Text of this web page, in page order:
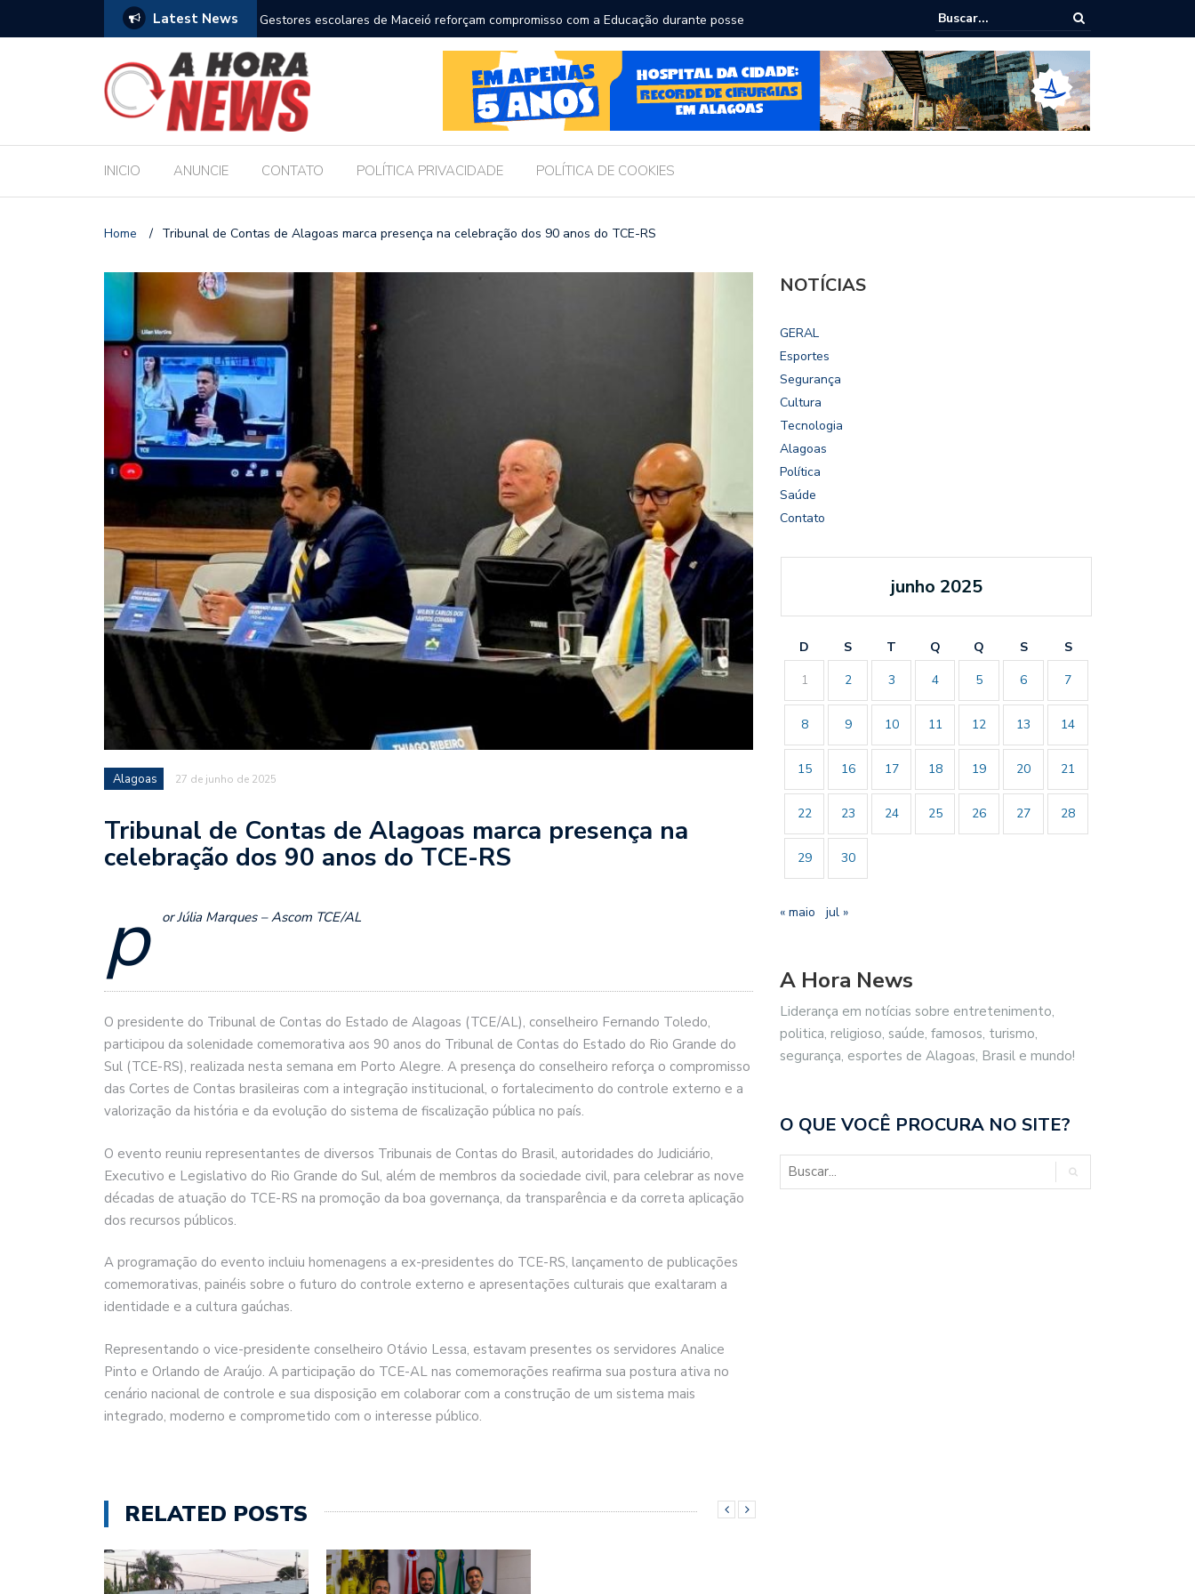
Latest News
compromisso com a Educação durante posseBolsonaro pede ao STF para receber os filhos no Dia dos Pais
Câmara dialoga com UFAL e Faculdade de Coimbra sobre parcerias para
Legislativo
INICIO ANUNCIE CONTATO POLÍTICA PRIVACIDADE POLÍTICA DE COOKIES
Home / Tribunal de Contas de Alagoas marca presença na celebração dos 90 anos do TCE-RS
Alagoas 27 de junho de 2025
Tribunal de Contas de Alagoas marca presença na
celebração dos 90 anos do TCE-RS
p or Júlia Marques – Ascom TCE/AL
O presidente do Tribunal de Contas do Estado de Alagoas (TCE/AL), conselheiro Fernando Toledo,
participou da solenidade comemorativa aos 90 anos do Tribunal de Contas do Estado do Rio Grande do
Sul (TCE-RS), realizada nesta semana em Porto Alegre. A presença do conselheiro reforça o compromisso
das Cortes de Contas brasileiras com a integração institucional, o fortalecimento do controle externo e a
valorização da história e da evolução do sistema de fiscalização pública no país.
O evento reuniu representantes de diversos Tribunais de Contas do Brasil, autoridades do Judiciário,
Executivo e Legislativo do Rio Grande do Sul, além de membros da sociedade civil, para celebrar as nove
décadas de atuação do TCE-RS na promoção da boa governança, da transparência e da correta aplicação
dos recursos públicos.
A programação do evento incluiu homenagens a ex-presidentes do TCE-RS, lançamento de publicações
comemorativas, painéis sobre o futuro do controle externo e apresentações culturais que exaltaram a
identidade e a cultura gaúchas.
Representando o vice-presidente conselheiro Otávio Lessa, estavam presentes os servidores Analice
Pinto e Orlando de Araújo. A participação do TCE-AL nas comemorações reafirma sua postura ativa no
cenário nacional de controle e sua disposição em colaborar com a construção de um sistema mais
integrado, moderno e comprometido com o interesse público.
RELATED POSTS
NOTÍCIAS
GERAL
Esportes
Segurança
Cultura
Tecnologia
Alagoas
Política
Saúde
Contato
junho 2025
D S T Q Q S
S
1
2 3 4 5 6 7
8 9 10 11 12 13 14
15 16 17 18 19 20 21
22 23 24 25 26 27 28
29 30
« maio jul »
A Hora News
Liderança em notícias sobre entretenimento,
politica, religioso, saúde, famosos, turismo,
segurança, esportes de Alagoas, Brasil e mundo!
O QUE VOCÊ PROCURA NO SITE?